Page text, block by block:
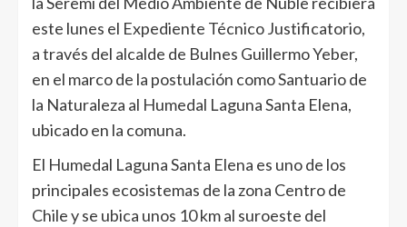
este lunes el Expediente Técnico Justificatorio,
a través del alcalde de Bulnes Guillermo Yeber,
en el marco de la postulación como Santuario de
la Naturaleza al Humedal Laguna Santa Elena,
ubicado en la comuna.
El Humedal Laguna Santa Elena es uno de los
principales ecosistemas de la zona Centro de
Chile y se ubica unos 10 km al suroeste del